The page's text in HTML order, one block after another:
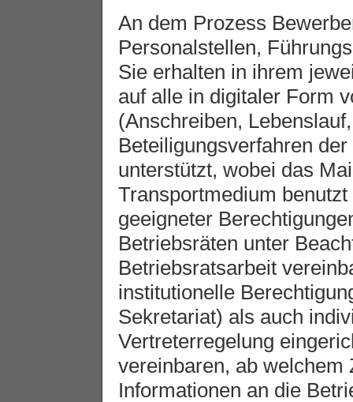
An dem Prozess
Personalstellen,
Sie erhalten in ihrem
auf alle in digitaler Form
(Anschreiben,
Beteiligungsverfahren
unterstützt, wobei das
Transportmedium
geeigneter
Betriebsräten unter
Betriebsratsarbeit
institutionelle
Sekretariat) als auch
Vertreterregelung
vereinbaren, ab welchem
Informationen an die